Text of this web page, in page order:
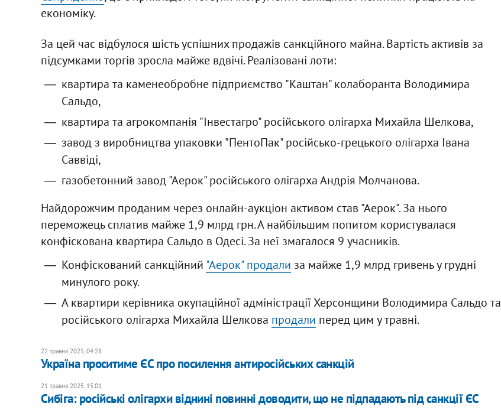
економіку.
За цей час відбулося шість успішних продажів санкційного майна. Вартість активів за
підсумками торгів зросла майже вдвічі. Реалізовані лоти:
квартира та каменеобробне підприємство "Каштан" колаборанта Володимира
Сальдо,
квартира та агрокомпанія "Інвестагро" російського олігарха Михайла Шелкова,
завод з виробництва упаковки "ПентоПак" російсько-грецького олігарха Івана
Саввіді,
газобетонний завод "Аерок" російського олігарха Андрія Молчанова.
Найдорожчим проданим через онлайн-аукціон активом став "Аерок". За нього
переможець сплатив майже 1,9 млрд грн. А найбільшим попитом користувалася
конфіскована квартира Сальдо в Одесі. За неї змагалося 9 учасників.
Конфіскований санкційний "Аерок" продали за майже 1,9 млрд гривень у грудні
минулого року.
А квартири керівника окупаційної адміністрації Херсонщини Володимира Сальдо та
російського олігарха Михайла Шелкова продали перед цим у травні.
22 травня 2025, 04:28
Україна проситиме ЄС про посилення антиросійських санкцій
21 травня 2025, 15:01
Сибіга: російські олігархи віднині повинні доводити, що не підпадають під санкції ЄС